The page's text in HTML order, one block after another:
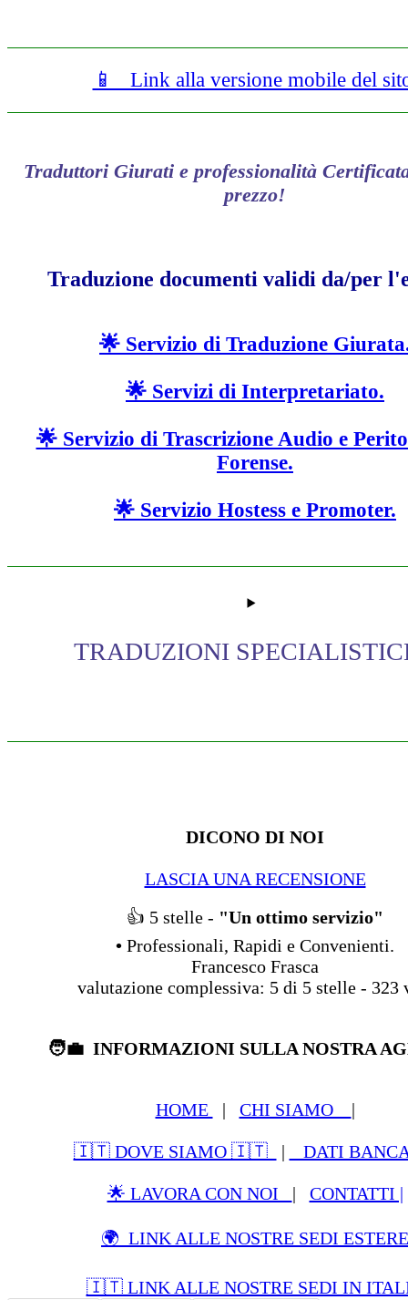
📱 Link alla versione mobile del
Traduttori Giurati e professionalità
prezzo!
Traduzione documenti validi da/per
🌟 Servizio di Traduzione
🌟 Servizi di Interpretariato.
🌟 Servizio di Trascrizione Audio e
Forense.
🌟 Servizio Hostess e Promoter.
TRADUZIONI
DICONO DI NOI
LASCIA UNA RECENSIONE
👍 5 stelle - "Un ottimo servizio"
• Professionali, Rapidi e Convenienti.
Francesco Frasca
valutazione complessiva: 5 di 5 stelle - 323
🧑‍💼 INFORMAZIONI SULLA NOSTRA
HOME | CHI SIAMO |
🇮🇹 DOVE SIAMO 🇮🇹 | DATI
🌟 LAVORA CON NOI | CONTATTI |
🌍 LINK ALLE NOSTRE SEDI ESTERE
🇮🇹 LINK ALLE NOSTRE SEDI IN